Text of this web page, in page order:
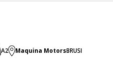
A2 Maquina MotorsBRUSI